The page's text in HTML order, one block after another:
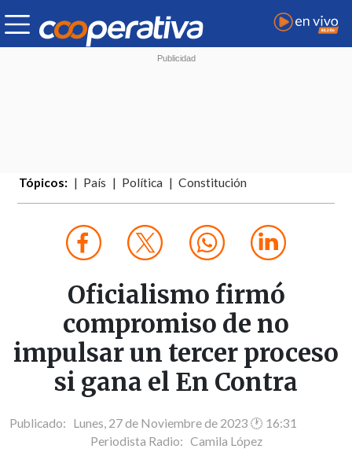
Tópicos: País Política Constitución
Oficialismo firmó
compromiso de no
impulsar un tercer proceso
si gana el En Contra
Publicado: Lunes, 27 de Noviembre de 2023 🕐 16:31
Periodista Radio: Camila López